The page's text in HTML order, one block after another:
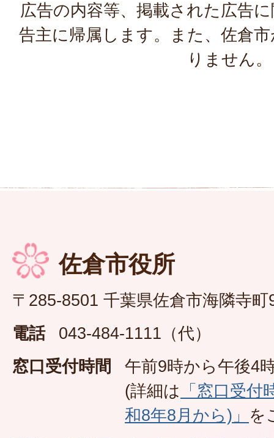
広告の内容等、掲載された広告
告主に帰属します。また、佐倉
りません。
佐倉市役所
〒285-8501 千葉県佐倉市海隣寺町
電話
043-484-1111（代）
窓口受付時間
午前9時から午後4
(詳細は 「窓口受
和8年8月から)」 を